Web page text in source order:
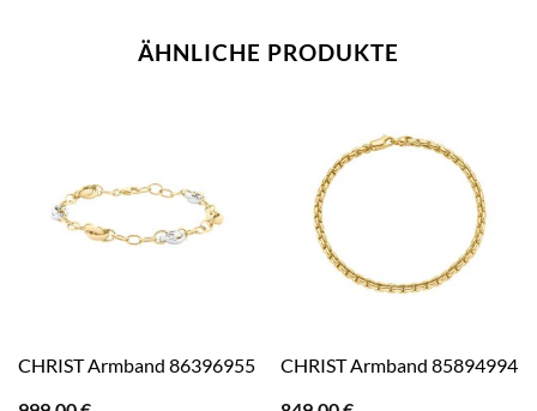
ÄHNLICHE PRODUKTE
CHRIST Armband 86396955
CHRIST Armband 85894994